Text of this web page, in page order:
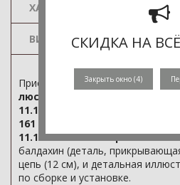
ХАРАКТЕРИСТИКИ
ВИДЕО
Приобретите в нашем
люстру Богемия Арт
11.12.16+8.360.Gd.Sp.R801
по
161 777 руб.
11.12.16+8.360.Gd.Sp.R801
балдахин (деталь,
цепь (12 см), и детальная
по сборке и установке.
СКИДКА НА
Закрыть окно (3)